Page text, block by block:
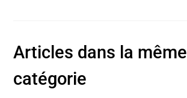
Articles dans la même
catégorie